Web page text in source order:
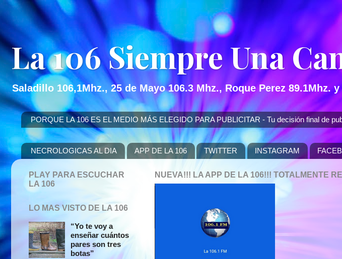
La 106 Siempre Una
Saladillo 106,1Mhz., 25 de Mayo 106.3 Mhz., Roque Perez 89.1Mhz.
PORQUE LA 106 ES EL MEDIO MÁS ELEGIDO PARA PUBLICITAR - Tu decisión final de
NECROLOGICAS AL DIA APP DE LA 106 TWITTER INSTAGRAM
NUEVA!!! LA APP DE LA 106!!! TOTALMENTE
PLAY PARA ESCUCHAR
LA 106
LO MAS VISTO DE LA 106
“Yo te voy a
enseñar cuántos
pares son tres
botas”